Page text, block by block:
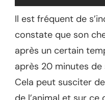
Il est fréquent de
constate que son
après un certain
après 20 minutes de
Cela peut susciter